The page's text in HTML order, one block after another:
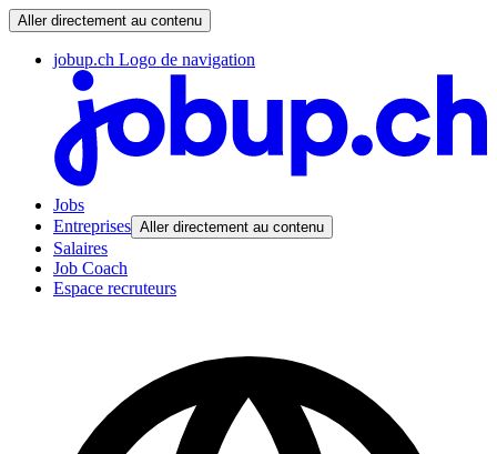
Aller directement au contenu
jobup.ch Logo de navigation
Jobs
Entreprises Aller directement au contenu
Salaires
Job Coach
Espace recruteurs